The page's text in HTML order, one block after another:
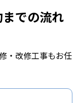
での流れ
・改修工事もお任